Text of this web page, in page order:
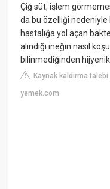
Çiğ süt, işlem
da bu özelliği
hastalığa yol açan
alındığı ineğin nasıl
bilinmediğinden
Kaynak kaldırma talebi
yemek.com